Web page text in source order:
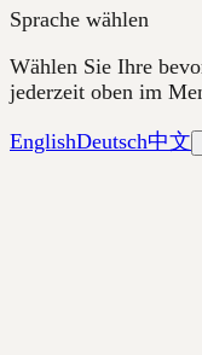
Sprache wählen
Wählen Sie Ihre
jederzeit oben im
EnglishDeutsch中文